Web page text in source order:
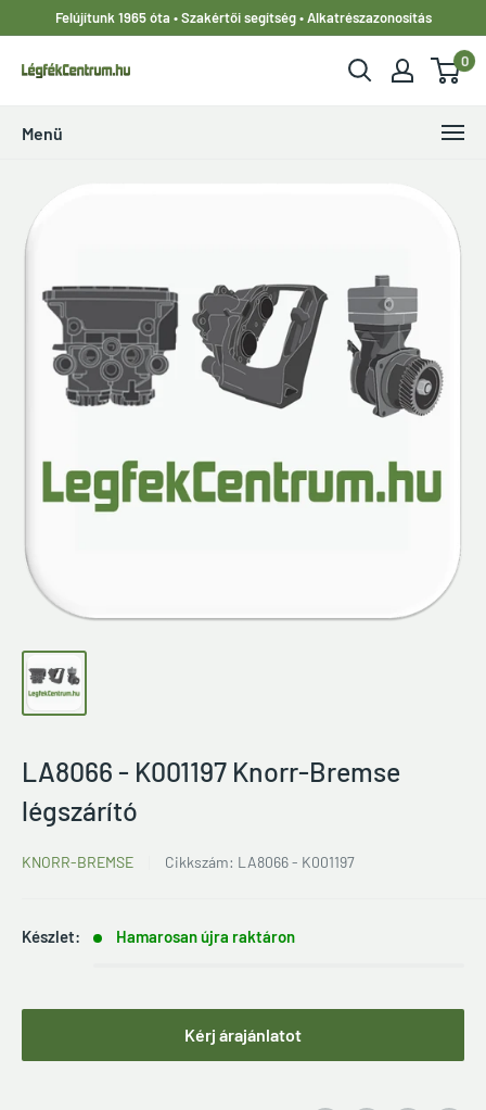
tartalomhoz
Felújítunk 1965 óta • Szakértői segítség • Alkatrészazonosítás
LegfekCentrum.hu
0
Menü
LA8066 - K001197 Knorr-Bremse
légszárító
KNORR-BREMSE Cikkszám: LA8066 - K001197
Készlet: Hamarosan újra raktáron
Kérj árajánlatot